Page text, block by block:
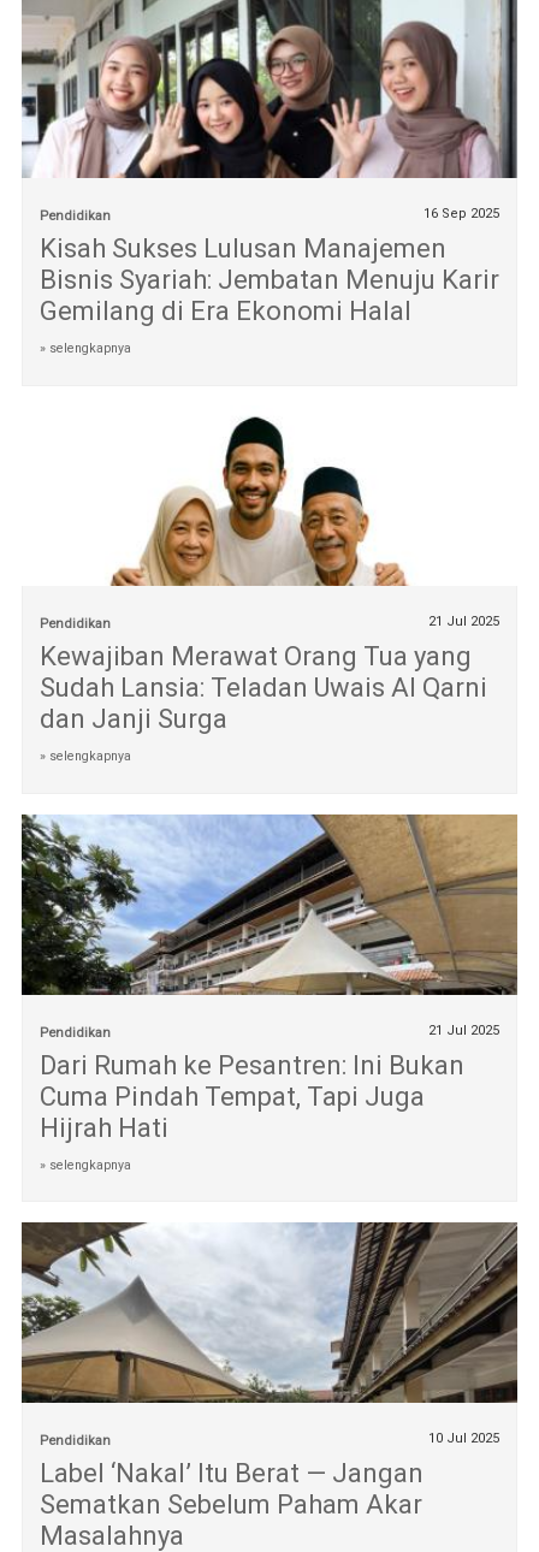
Pendidikan 16 Sep 2025
Kisah Sukses Lulusan Manajemen
Bisnis Syariah: Jembatan Menuju Karir
Gemilang di Era Ekonomi Halal
» selengkapnya
Pendidikan 21 Jul 2025
Kewajiban Merawat Orang Tua yang
Sudah Lansia: Teladan Uwais Al Qarni
dan Janji Surga
» selengkapnya
Pendidikan 21 Jul 2025
Dari Rumah ke Pesantren: Ini Bukan
Cuma Pindah Tempat, Tapi Juga
Hijrah Hati
» selengkapnya
Pendidikan 10 Jul 2025
Label ‘Nakal’ Itu Berat — Jangan
Sematkan Sebelum Paham Akar
Masalahnya